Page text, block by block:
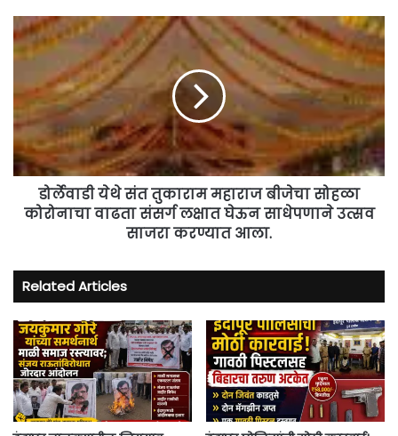
डोर्लेवाडी
येथे
संत
तुकाराम
महाराज
बीजेचा
सोहळा
कोरोनाचा
वाढता
लक्षात
उत्सव
साजरा
करण्यात
आला.
डोर्लेवाडी येथे संत तुकाराम महाराज बीजेचा सोहळा
कोरोनाचा वाढता संसर्ग लक्षात घेऊन साधेपणाने उत्सव
साजरा करण्यात आला.
Related Articles